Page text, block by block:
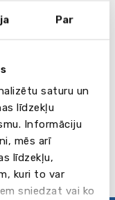
Par
saturu un
līdzekļu
Informāciju
mēs arī
līdzekļu,
kuri to var
sniedzat vai ko
holstein